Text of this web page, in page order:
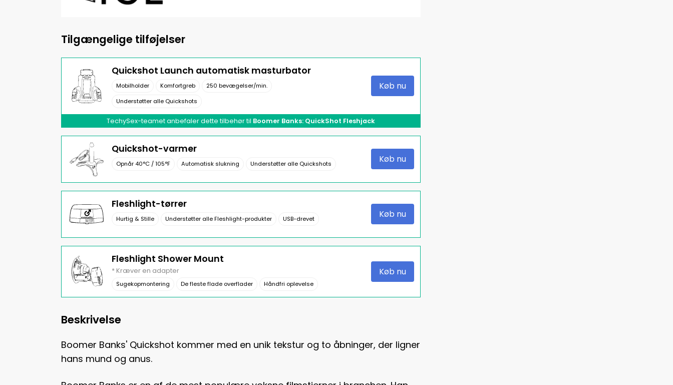
Tilgængelige tilføjelser
Quickshot Launch automatisk masturbator
Mobilholder Komfortgreb
250 bevægelser/min.
Understøtter alle Quickshots
Køb nu
TechySex-teamet anbefaler dette tilbehør til Boomer Banks: QuickShot Fleshjack
Quickshot-varmer
Opnår 40°C / 105°F Automatisk slukning Understøtter alle Quickshots Køb nu
Fleshlight-tørrer
Hurtig & Stille Understøtter alle Fleshlight-produkter USB-drevet Køb nu
Fleshlight Shower Mount
* Kræver en adapter
Sugekopmontering De fleste flade overflader Håndfri oplevelse
Køb nu
Beskrivelse
Boomer Banks' Quickshot kommer med en unik tekstur og to åbninger, der ligner
hans mund og anus.